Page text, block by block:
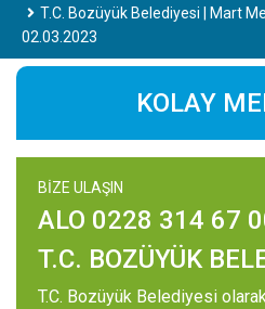
T.C. Bozüyük Belediyesi | Mart
02.03.2023
KOLAY
BİZE ULAŞIN
ALO 0228 314 67
T.C. BOZÜYÜK
T.C. Bozüyük Belediyesi